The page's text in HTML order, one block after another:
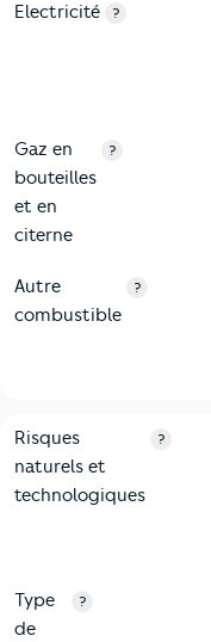
Electricité ?
Gaz en
bouteilles
et en
citerne
?
Autre
combustible
?
9-Critères Auneau
Risques
naturels et
technologiques
?
Type
de
?